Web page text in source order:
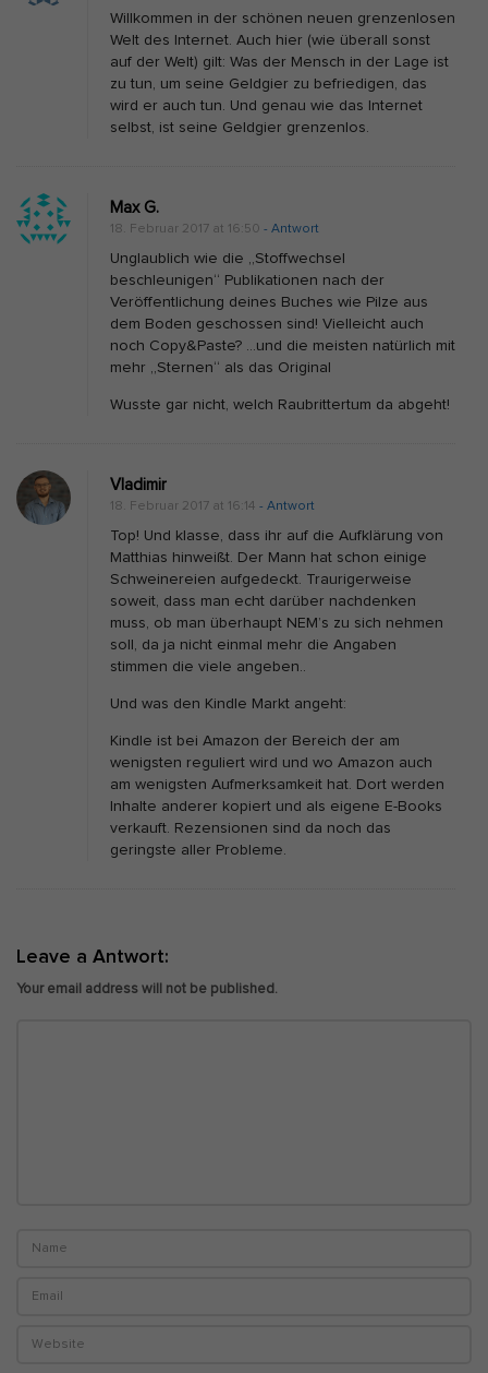
Willkommen in der schönen neuen grenzenlosen
Welt des Internet. Auch hier (wie überall sonst
auf der Welt) gilt: Was der Mensch in der Lage ist
zu tun, um seine Geldgier zu befriedigen, das
wird er auch tun. Und genau wie das Internet
selbst, ist seine Geldgier grenzenlos.
Max G.
18. Februar 2017 at 16:50 - Antwort
Unglaublich wie die „Stoffwechsel
beschleunigen“ Publikationen nach der
Veröffentlichung deines Buches wie Pilze aus
dem Boden geschossen sind! Vielleicht auch
noch Copy&Paste? …und die meisten natürlich mit
mehr „Sternen“ als das Original
Wusste gar nicht, welch Raubrittertum da abgeht!
Vladimir
18. Februar 2017 at 16:14 - Antwort
Top! Und klasse, dass ihr auf die Aufklärung von
Matthias hinweißt. Der Mann hat schon einige
Schweinereien aufgedeckt. Traurigerweise
soweit, dass man echt darüber nachdenken
muss, ob man überhaupt NEM’s zu sich nehmen
soll, da ja nicht einmal mehr die Angaben
stimmen die viele angeben..
Und was den Kindle Markt angeht:
Kindle ist bei Amazon der Bereich der am
wenigsten reguliert wird und wo Amazon auch
am wenigsten Aufmerksamkeit hat. Dort werden
Inhalte anderer kopiert und als eigene E-Books
verkauft. Rezensionen sind da noch das
geringste aller Probleme.
Leave a Antwort:
Your email address will not be published.